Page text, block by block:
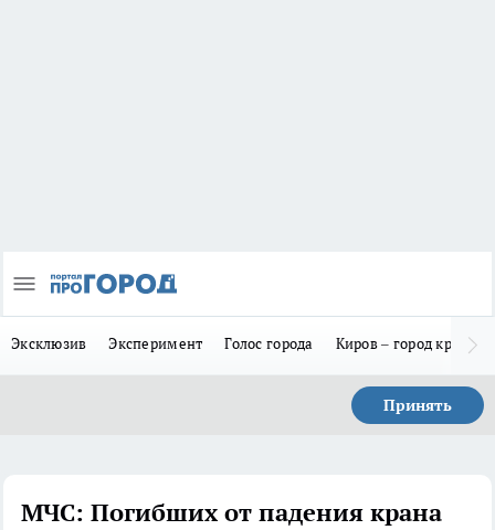
Эксклюзив Эксперимент Голос города Киров – город
Принять
МЧС: Погибших от падения крана